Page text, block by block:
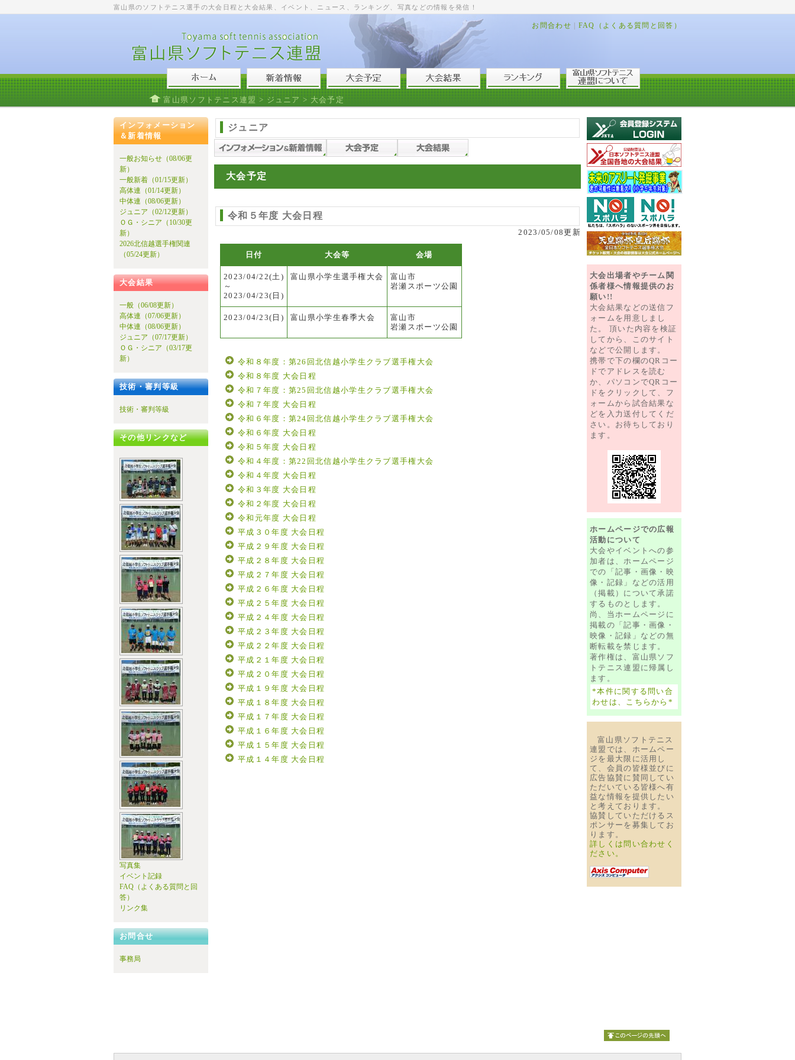
富山県のソフトテニス選手の大会日程と大会結果、イベント、ニュース、ランキング、写真などの情報を発信！
お問合わせ FAQ（よくある質問と回答）
富山県ソフトテニス連盟 > ジュニア > 大会予定
インフォメーション
＆新着情報
一般お知らせ（08/06更
新）
一般新着（01/15更新）
高体連（01/14更新）
中体連（08/06更新）
ジュニア（02/12更新）
ＯＧ・シニア（10/30更
新）
2026北信越選手権関連
（05/24更新）
大会結果
一般（06/08更新）
高体連（07/06更新）
中体連（08/06更新）
ジュニア（07/17更新）
ＯＧ・シニア（03/17更
新）
技術・審判等級
技術・審判等級
その他リンクなど
写真集
イベント記録
FAQ（よくある質問と回
答）
リンク集
お問合せ
事務局
ジュニア
大会予定
令和５年度 大会日程
2023/05/08更新
日付 大会等 会場
2023/04/22(土)
～
2023/04/23(日)
富山県小学生選手権大会
富山市
岩瀬スポーツ公園
2023/04/23(日) 富山県小学生春季大会
富山市
岩瀬スポーツ公園
令和８年度：第26回北信越小学生クラブ選手権大会
令和８年度 大会日程
令和７年度：第25回北信越小学生クラブ選手権大会
令和７年度 大会日程
令和６年度：第24回北信越小学生クラブ選手権大会
令和６年度 大会日程
令和５年度 大会日程
令和４年度：第22回北信越小学生クラブ選手権大会
令和４年度 大会日程
令和３年度 大会日程
令和２年度 大会日程
令和元年度 大会日程
平成３０年度 大会日程
平成２９年度 大会日程
平成２８年度 大会日程
平成２７年度 大会日程
平成２６年度 大会日程
平成２５年度 大会日程
平成２４年度 大会日程
平成２３年度 大会日程
平成２２年度 大会日程
平成２１年度 大会日程
平成２０年度 大会日程
平成１９年度 大会日程
平成１８年度 大会日程
平成１７年度 大会日程
平成１６年度 大会日程
平成１５年度 大会日程
平成１４年度 大会日程
大会出場者やチーム関
係者様へ情報提供のお
願い!!
大会結果などの送信フ
ォームを用意しまし
た。 頂いた内容を検証
してから、このサイト
などで公開します。
携帯で下の欄のQRコー
ドでアドレスを読む
か、パソコンでQRコー
ドをクリックして、フ
ォームから試合結果な
どを入力送付してくだ
さい。お待ちしており
ます。
ホームページでの広報
活動について
大会やイベントへの参
加者は、ホームページ
での「記事・画像・映
像・記録」などの活用
（掲載）について承諾
するものとします。
尚、当ホームページに
掲載の「記事・画像・
映像・記録」などの無
断転載を禁じます。
著作権は、富山県ソフ
トテニス連盟に帰属し
ます。
*本件に関する問い合
わせは、こちらから*
富山県ソフトテニス
連盟では、ホームペー
ジを最大限に活用し
て、会員の皆様並びに
広告協賛に賛同してい
ただいている皆様へ有
益な情報を提供したい
と考えております。
協賛していただけるス
ポンサーを募集してお
ります。
詳しくは問い合わせく
ださい。